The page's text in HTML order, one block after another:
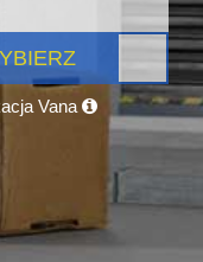
Vana